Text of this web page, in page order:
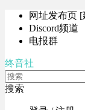
网址发布页
Discord频道
电报群
终音社
搜索